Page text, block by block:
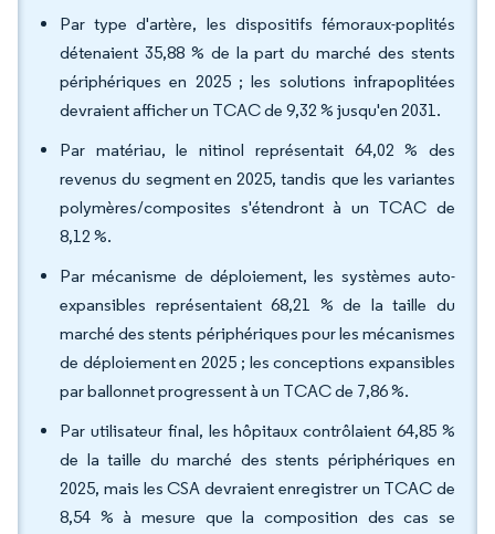
Par type d'artère, les dispositifs fémoraux-poplités
détenaient 35,88 % de la part du marché des stents
périphériques en 2025 ; les solutions infrapoplitées
devraient afficher un TCAC de 9,32 % jusqu'en 2031.
Par matériau, le nitinol représentait 64,02 % des
revenus du segment en 2025, tandis que les variantes
polymères/composites s'étendront à un TCAC de
8,12 %.
Par mécanisme de déploiement, les systèmes auto-
expansibles représentaient 68,21 % de la taille du
marché des stents périphériques pour les mécanismes
de déploiement en 2025 ; les conceptions expansibles
par ballonnet progressent à un TCAC de 7,86 %.
Par utilisateur final, les hôpitaux contrôlaient 64,85 %
de la taille du marché des stents périphériques en
2025, mais les CSA devraient enregistrer un TCAC de
8,54 % à mesure que la composition des cas se